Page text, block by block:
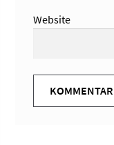
Website